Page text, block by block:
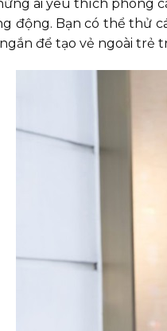
ai yêu thích phong
động. Bạn có thể thử
để tạo vẻ ngoài trẻ